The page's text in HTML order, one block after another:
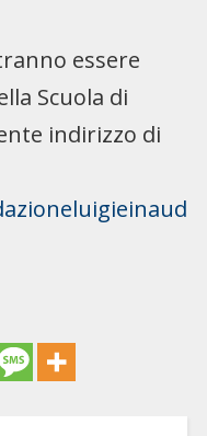
essere
Scuola di
indirizzo di